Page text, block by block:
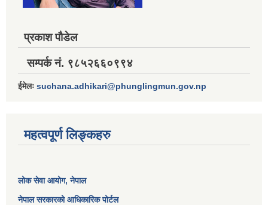
प्रकाश पौडेल
सम्पर्क नं. ९८५२६६०९९४
ईमेलः suchana.adhikari@phunglingmun.gov.np
महत्वपूर्ण लिङ्कहरु
लोक सेवा आयोग, नेपाल
नेपाल सरकारको आधिकारिक पोर्टल